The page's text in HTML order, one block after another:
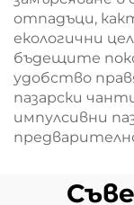
отпадъци,
екологични
бъдещите
удобство
пазарски
импулсивни